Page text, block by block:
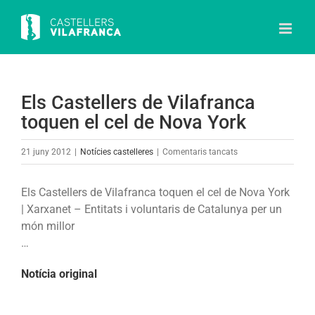
content
Els Castellers de Vilafranca
toquen el cel de Nova York
21 juny 2012 Notícies castelleres Comentaris tancatsa
Els Castellers de Vilafranca toquen el cel de Nova York
| Xarxanet – Entitats i voluntaris de Catalunya per un
món millor
…
Notícia original